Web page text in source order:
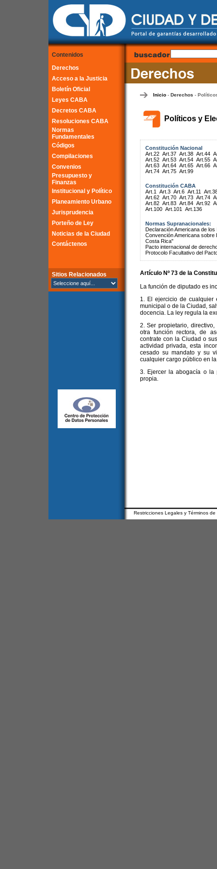
Contenidos
Derechos
Acceso a la Justicia
Boletín Oficial
Leyes CABA
Decretos CABA
Resoluciones CABA
Normas
Fundamentales
Códigos
Compilaciones
Convenios
Presupuesto y
Finanzas
Institucional y Político
Planeamiento Urbano
Jurisprudencia
Porteño de Ley
Noticias de la Ciudad
Contáctenos
Sitios Relacionados
Inicio- Derechos -
Políticos y
Constitución Nacional
Art.22 Art.37 Art.38 Art.44
Art.52 Art.53 Art.54 Art.55
Art.63 Art.64 Art.65 Art.66
Art.74 Art.75 Art.99
Constitución CABA
Art.1
Art.3 Art.6 Art.11
Art.62 Art.70 Art.73 Art.74
Art.82 Art.83 Art.84 Art.92
Art.100 Art.101 Art.136
Normas Supranacionales:
Declaración Americana de
Convención Americana
Costa Rica"
Pacto internacional de
Protocolo Facultativo del
Artículo Nº 73 de la
La función de diputado es
1. El ejercicio de cualquier
municipal o de la Ciudad,
docencia. La ley regula la
2. Ser propietario,
otra función rectora, de
contrate con la Ciudad o
actividad privada, esta
cesado su mandato y su
cualquier cargo público en
3. Ejercer la abogacía o la
propia.
Restricciones Legales y Términos de